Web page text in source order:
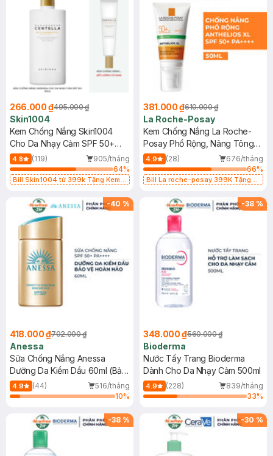
266.000 ₫495.000 ₫
Skin1004
Kem Chống Nắng Skin1004
Cho Da Nhạy Cảm SPF 50+
50ml
4.8 (119)
905/tháng
64%
Bill Skin1004 từ 399k Tặng Kem
SPF 50+ 20ml (SL Có Hạn)
381.000 ₫610.000 ₫
La Roche-Posay
Kem Chống Nắng La Roche-
Posay Phổ Rộng, Nâng Tông
Kiềm Dầu 50ml
4.9 (28)
676/tháng
66%
Bill La roche-posay 399K Tặng
(SL có hạn)
-40 %
418.000 ₫702.000 ₫
Anessa
Sữa Chống Nắng Anessa
Dưỡng Da Kiềm Dầu 60ml (Bản
Mới)
4.9 (44)
516/tháng
10%
-38 %
348.000 ₫560.000 ₫
Bioderma
Nước Tẩy Trang Bioderma
Dành Cho Da Nhạy Cảm 500ml
4.9 (228)
839/tháng
33%
-38 % -30 %